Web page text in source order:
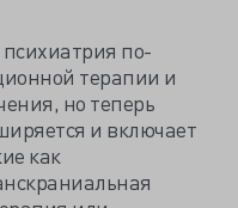
по-
терапии и
но теперь
и включает
как